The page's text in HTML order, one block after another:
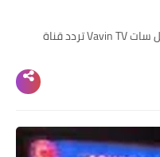
تردد قناة فيفيان تي في 2026 على النايل سات Vavin TV تردد قناة